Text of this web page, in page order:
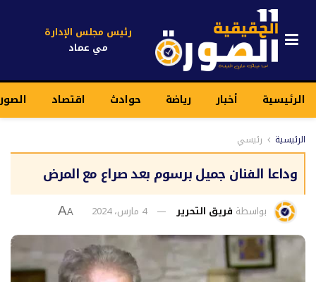
رئيس مجلس الإدارة
مي عماد
الرئيسية أخبار رياضة حوادث اقتصاد
الرئيسية رئيسي
وداعا الفنان جميل برسوم بعد صراع مع المرض
بواسطة فريق التحرير 4 مارس، 2024 A
A